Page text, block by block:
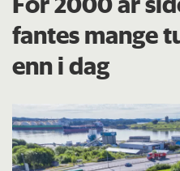
fantes mange
enn i dag